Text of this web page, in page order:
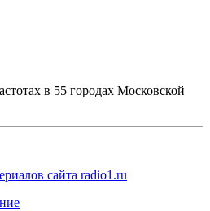
в 55 городах Московской
сайта radio1.ru